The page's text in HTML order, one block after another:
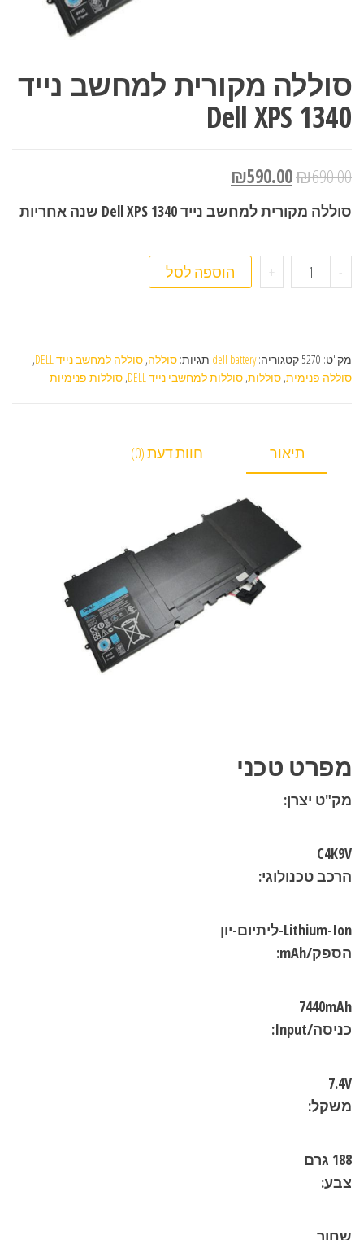
סוללה מקורית למחשב נייד
Dell XPS 1340
₪690.00
₪590.00
סוללה מקורית למחשב נייד Dell XPS 1340 שנה אחריות
- כמות של סוללה מקורית למחשב נייד Dell XPS 1340
+ הוספה לסל
מק"ט: 5270 קטגוריה:dell battery תגיות: סוללה, סוללה למחשב נייד DELL
,
סוללה פנימית, סוללות, סוללות למחשבי נייד DELL , סוללות פנימיות
תיאור חוות דעת (0)
מפרט טכני
מק"ט יצרן:
C4K9V
הרכב טכנולוגי:
Lithium-Ion-ליתיום-יון
הספק/mAh:
7440mAh
כניסה/Input:
7.4V
משקל:
188 גרם
צבע:
שחור